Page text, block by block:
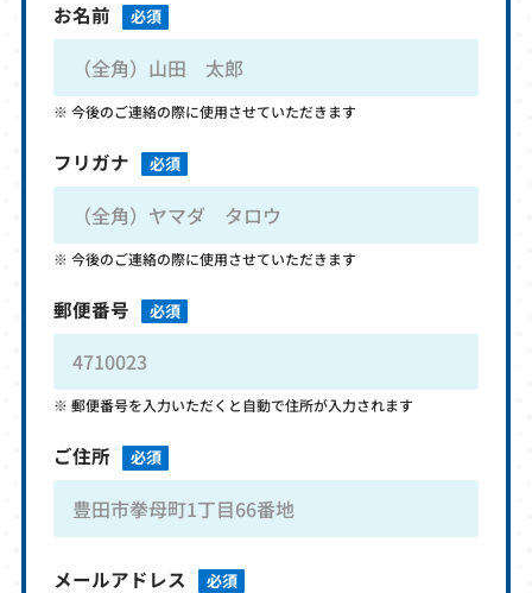
お名前 必須
今後のご連絡の際に使用させていただきます
フリガナ 必須
今後のご連絡の際に使用させていただきます
郵便番号 必須
郵便番号を入力いただくと自動で住所が入力されます
ご住所 必須
メールアドレス 必須